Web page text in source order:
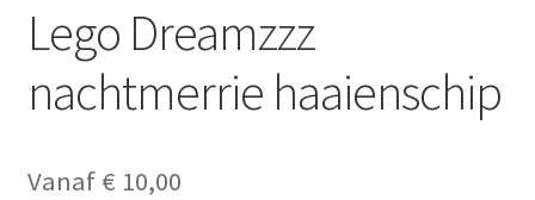
Lego Dreamzzz
nachtmerrie haaienschip
Vanaf € 10,00